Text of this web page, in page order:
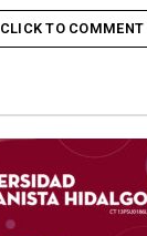
CLICK TO COMMENT